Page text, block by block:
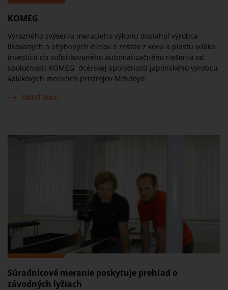
KOMEG
Výrazného zvýšenia meracieho výkonu dosiahol výrobca
lisovaných a ohýbaných dielov a zostáv z kovu a plastu vďaka
investícii do sofistikovaného automatizačného riešenia od
spoločnosti KOMEG, dcérskej spoločnosti japonského výrobcu
špičkových meracích prístrojov Mitutoyo.
ZISTIŤ VIAC
Súradnicové meranie poskytuje prehľad o
závodných lyžiach